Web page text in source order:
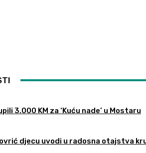
3.000 KM za ‘Kuću nade’ u Mostaru
djecu uvodi u radosna otajstva